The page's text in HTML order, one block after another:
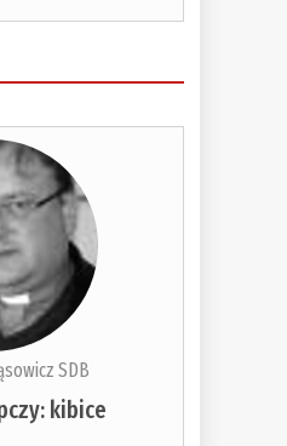
SDB
kibice